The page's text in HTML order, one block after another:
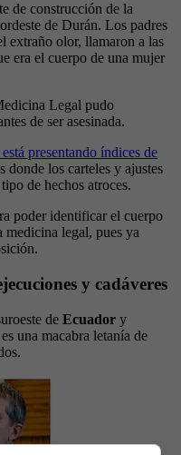
de construcción de la
de Durán. Los padres
extraño olor, llamaron a las
era el cuerpo de una mujer
Legal pudo
de ser asesinada.
presentando índices de
donde los carteles y ajustes
de hechos atroces.
poder identificar el cuerpo
medicina legal, pues ya
y cadáveres
de Ecuador y
una macabra letanía de